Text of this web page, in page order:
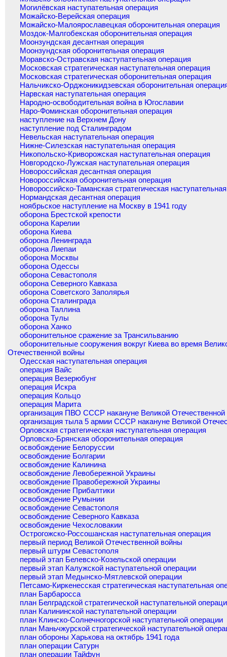
Могилёвская наступательная операция
Можайско-Верейская операция
Можайско-Малоярославецкая оборонительная операция
Моздок-Малгобекская оборонительная операция
Моонзундская десантная операция
Моонзундская оборонительная операция
Моравско-Остравская наступательная операция
Московская стратегическая наступательная операция
Московская стратегическая оборонительная операция
Нальчикско-Орджоникидзевская оборонительная
Нарвская наступательная операция
Народно-освободительная война в Югославии
Наро-Фоминская оборонительная операция
наступление на Верхнем Дону
наступление под Сталинградом
Невельская наступательная операция
Нижне-Силезская наступательная операция
Никопольско-Криворожская наступательная операция
Новгородско-Лужская наступательная операция
Новороссийская десантная операция
Новороссийская оборонительная операция
Новороссийско-Таманская стратегическая
Нормандская десантная операция
ноябрьское наступление на Москву в 1941 году
оборона Брестской крепости
оборона Карелии
оборона Киева
оборона Ленинграда
оборона Лиепаи
оборона Москвы
оборона Одессы
оборона Севастополя
оборона Северного Кавказа
оборона Советского Заполярья
оборона Сталинграда
оборона Таллина
оборона Тулы
оборона Ханко
оборонительное сражение за Трансильванию
оборонительные сооружения вокруг Киева во время
Отечественной войны
Одесская наступательная операция
операция Вайс
операция Везерюбунг
операция Искра
операция Кольцо
операция Марита
организация ПВО СССР накануне Великой
организация тыла 5 армии СССР накануне Великой
Орловская стратегическая наступательная операция
Орловско-Брянская оборонительная операция
освобождение Белоруссии
освобождение Болгарии
освобождение Калинина
освобождение Левобережной Украины
освобождение Правобережной Украины
освобождение Прибалтики
освобождение Румынии
освобождение Севастополя
освобождение Северного Кавказа
освобождение Чехословакии
Острогожско-Россошанская наступательная операция
первый период Великой Отечественной войны
первый штурм Севастополя
первый этап Белевско-Козельской операции
первый этап Калужской наступательной операции
первый этап Медынско-Мятлевской операции
Петсамо-Киркенесская стратегическая наступательная
план Барбаросса
план Белградской стратегической наступательной
план Калининской наступательной операции
план Клинско-Солнечногорской наступательной операции
план Маньчжурской стратегической наступательной
план обороны Харькова на октябрь 1941 года
план операции Сатурн
план операции Тайфун